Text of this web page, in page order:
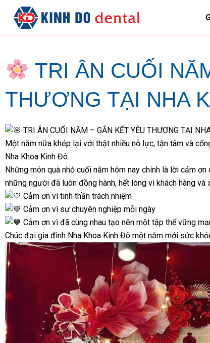
TRI ÂN CUỐI
THƯƠNG TẠI NHA
TRI ÂN CUỐI NĂM – GẮN KẾT YÊU THƯƠNG TẠI
Một năm nữa khép lại với thật nhiều nỗ lực, tận tâm và
Nha Khoa Kinh Đô.
Những món quà nhỏ cuối năm hôm nay chính là lời cảm
những người đã luôn đồng hành, hết lòng vì khách hàng và
Cảm ơn vì tinh thần trách nhiệm
Cảm ơn vì sự chuyên nghiệp mỗi ngày
Cảm ơn vì đã cùng nhau tạo nên một tập thể vững
Chúc đại gia đình Nha Khoa Kinh Đô một năm mới sức